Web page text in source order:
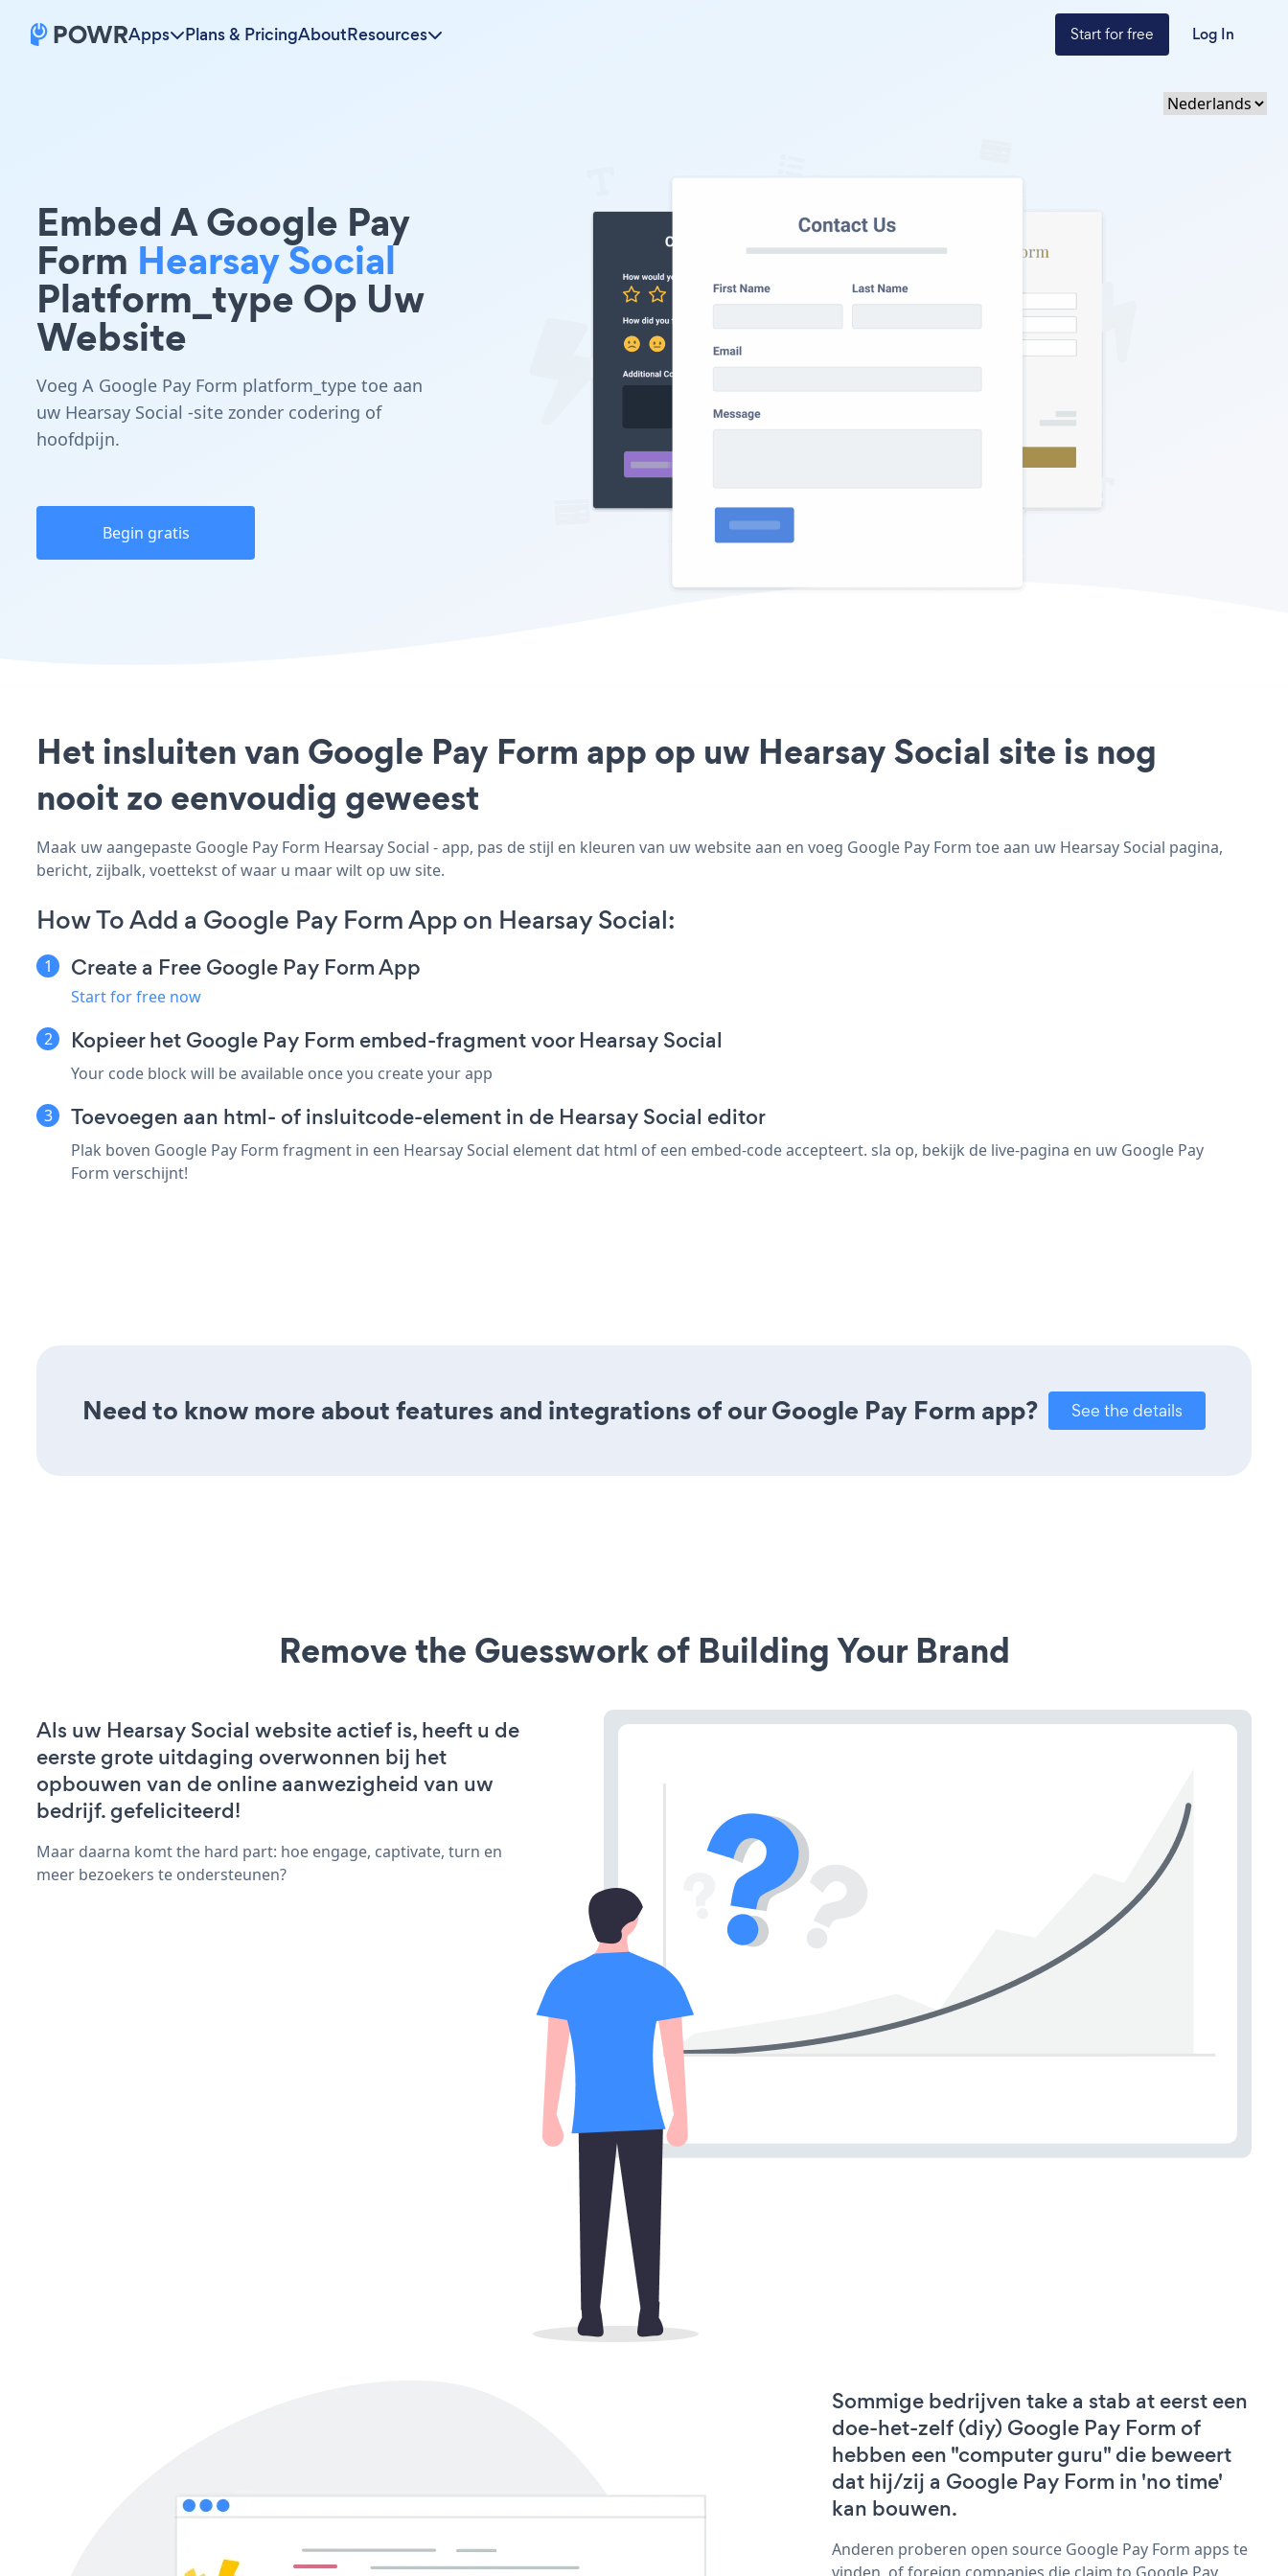
Apps Plans & PricingAboutResources Start for free Log In
Embed A Google Pay
Form Hearsay Social
Platform_type Op Uw
Website
Voeg A Google Pay Form platform_type toe aan
uw Hearsay Social -site zonder codering of
hoofdpijn.
Begin gratis
Het insluiten van Google Pay Form app op uw Hearsay Social site is nog
nooit zo eenvoudig geweest
Maak uw aangepaste Google Pay Form Hearsay Social - app, pas de stijl en kleuren van uw website aan en voeg Google Pay Form toe aan uw Hearsay Social pagina,
bericht, zijbalk, voettekst of waar u maar wilt op uw site.
How To Add a Google Pay Form App on Hearsay Social:
Create a Free Google Pay Form App
Start for free now
Kopieer het Google Pay Form embed-fragment voor Hearsay Social
Your code block will be available once you create your app
Toevoegen aan html- of insluitcode-element in de Hearsay Social editor
Plak boven Google Pay Form fragment in een Hearsay Social element dat html of een embed-code accepteert. sla op, bekijk de live-pagina en uw Google Pay
Form verschijnt!
Need to know more about features and integrations of our Google Pay Form app? See the details
Remove the Guesswork of Building Your Brand
Als uw Hearsay Social website actief is, heeft u de
eerste grote uitdaging overwonnen bij het
opbouwen van de online aanwezigheid van uw
bedrijf. gefeliciteerd!
Maar daarna komt the hard part: hoe engage, captivate, turn en
meer bezoekers te ondersteunen?
Sommige bedrijven take a stab at eerst een
doe-het-zelf (diy) Google Pay Form of
hebben een "computer guru" die beweert
dat hij/zij a Google Pay Form in 'no time'
kan bouwen.
Anderen proberen open source Google Pay Form apps te